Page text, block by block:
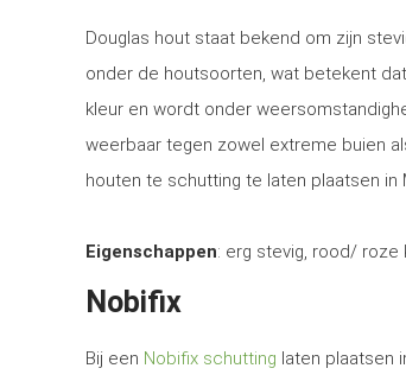
Douglas hout staat bekend om zijn
onder de houtsoorten, wat betekent
kleur en wordt onder
weerbaar tegen zowel extreme buien
houten te schutting te laten plaatsen in
Eigenschappen: erg stevig, rood/ roze
Nobifix
Bij een Nobifix schutting laten plaatsen